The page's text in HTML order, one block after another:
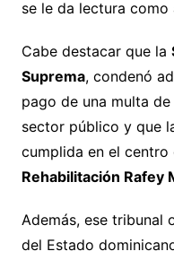
se le da lectura como
Cabe destacar que la
Suprema, condenó
pago de una multa
sector público y que
cumplida en el centro
Rehabilitación Rafey
Además, ese tribunal
del Estado